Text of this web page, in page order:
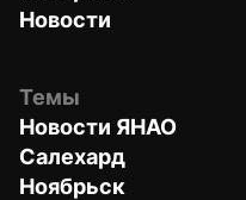
Новости
Темы
Новости ЯНАО
Салехард
Ноябрьск